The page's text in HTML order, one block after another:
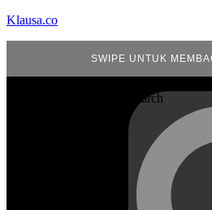
Klausa.co
SWIPE UNTUK
Search